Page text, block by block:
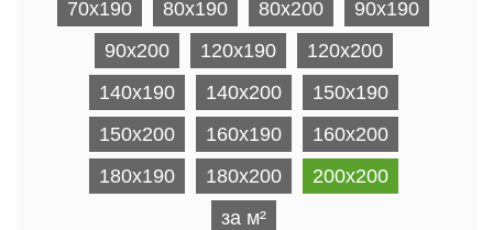
70x190 80x190 80x200
90x190
90x200
120x190
120х200
140x190
140х200
150x190
150x200
160x190
160х200
180x190
180х200
200х200
за м²